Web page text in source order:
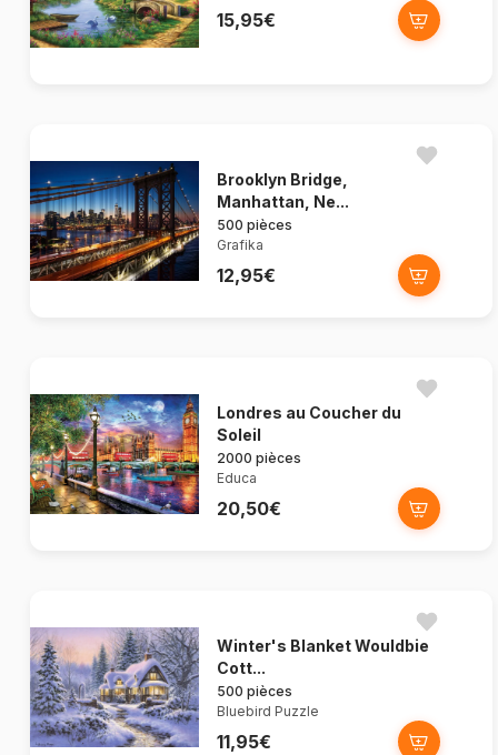
15,95€
Brooklyn Bridge,
Manhattan, Ne...
500 pièces
Grafika
12,95€
Londres au Coucher du
Soleil
2000 pièces
Educa
20,50€
Winter's Blanket Wouldbie
Cott...
500 pièces
Bluebird Puzzle
11,95€